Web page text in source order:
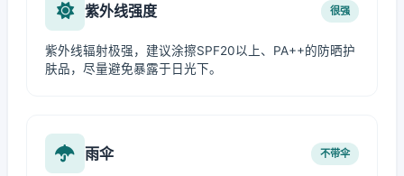
紫外线强度 很强
紫外线辐射极强，建议涂擦SPF20以上、PA++的防晒护
肤品，尽量避免暴露于日光下。
雨伞 不带伞